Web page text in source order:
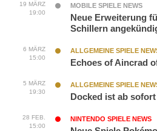
19 MÄRZ
19:00
MOBILE SPIELE NEWS
Neue Erweiterung
Schillern
6 MÄRZ
15:00
ALLGEMEINE SPIELE
Echoes of Aincrad
5 MÄRZ
19:30
ALLGEMEINE SPIELE
Docked ist ab
28 FEB.
15:00
NINTENDO SPIELE NEWS